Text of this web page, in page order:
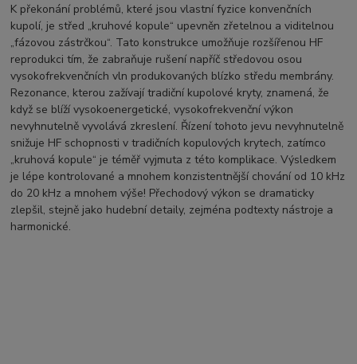
K překonání problémů, které jsou vlastní fyzice konvenčních
kupolí, je střed „kruhové kopule“ upevněn zřetelnou a viditelnou
„fázovou zástrčkou“. Tato konstrukce umožňuje rozšířenou HF
reprodukci tím, že zabraňuje rušení napříč středovou osou
vysokofrekvenčních vln produkovaných blízko středu membrány.
Rezonance, kterou zažívají tradiční kupolové kryty, znamená, že
když se blíží vysokoenergetické, vysokofrekvenční výkon
nevyhnutelně vyvolává zkreslení. Řízení tohoto jevu nevyhnutelně
snižuje HF schopnosti v tradičních kopulových krytech, zatímco
„kruhová kopule“ je téměř vyjmuta z této komplikace.Výsledkem
je lépe kontrolované a mnohem konzistentnější chování od 10 kHz
do 20 kHz a mnohem výše! Přechodový výkon se dramaticky
zlepšil, stejně jako hudební detaily, zejména podtexty nástroje a
harmonické.